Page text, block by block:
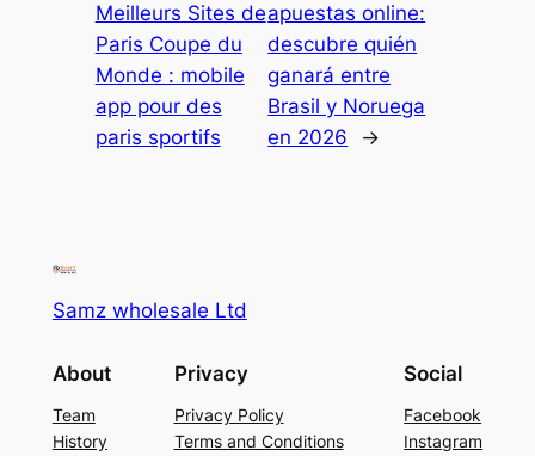
Meilleurs Sites de
Paris Coupe du
Monde : mobile
app pour des
paris sportifs
apuestas online:
descubre quién
ganará entre
Brasil y Noruega
en 2026
→
Samz wholesale Ltd
About
Team
History
Privacy
Privacy Policy
Terms and Conditions
Social
Facebook
Instagram